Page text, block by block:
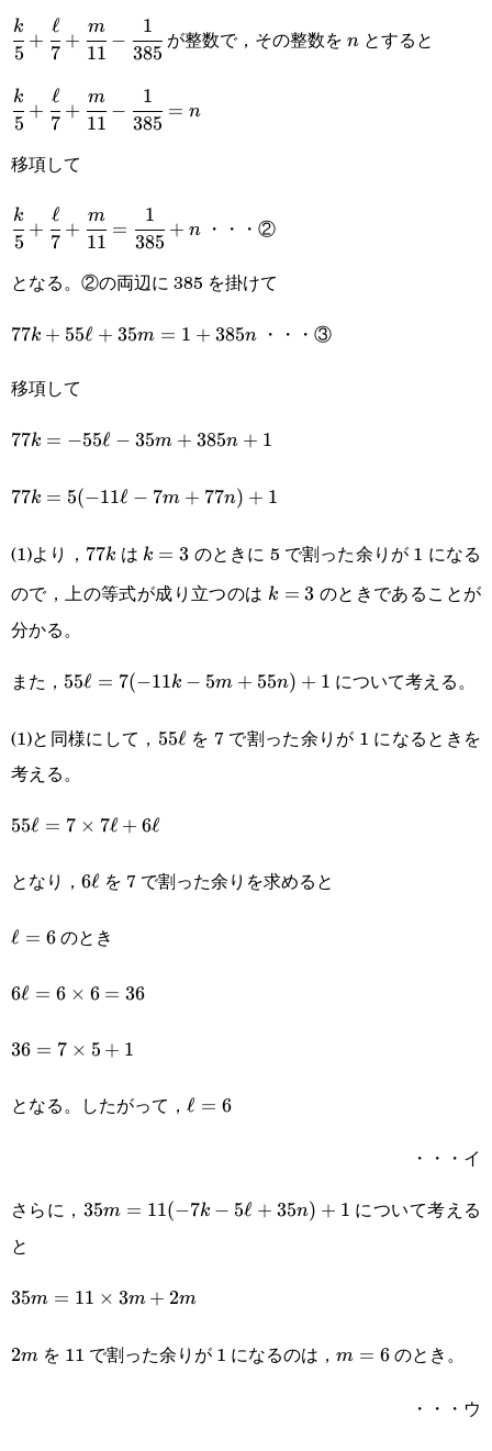
\cfrac{k}
{5}+\cfrac{\ell}
{7}+\cfrac{m}
{385}
5
k
+
7
ℓ
+
11
m
−
385
1
が整数で，その整数を nとすると
\cfrac{k}
{5}+\cfrac{\ell}
{7}+\cfrac{m}
{11}-\cfrac{1}
{385}=n
5
k
+
7
ℓ
+
11
m
−
385
1
= n
移項して
\cfrac{k}
{5}+\cfrac{\ell}
{7}+\cfrac{m}
{11}=\cfrac{1}
5
k
+
7
ℓ
+
11
m
=
385
1
+ n・・・②
となる。②の両辺に 385 を掛けて
77k+55\ell+35m=1+385n
77k + 55ℓ + 35m = 1 + 385n・・・③
移項して
77k=-55\ell-
77k = −55ℓ − 35m + 385n + 1
77k=5(-11\ell-
77k = 5(−11ℓ − 7m + 77n) + 1
(1)より， 77k
77k は k=3
k = 3 のときに 5 で割った余りが 1 になる
ので，上の等式が成り立つのは k=3
k = 3 のときであることが
分かる。
また， 55\ell=7(-11k-
55ℓ = 7(−11k − 5m + 55n) + 1 について考える。
(1)と同様にして， 55\ell
55ℓを 7 で割った余りが 1 になるときを
考える。
55\ell=7\times7\ell+6\ell
55ℓ = 7 × 7ℓ + 6ℓ
となり， 6\ell
6ℓ を 7 で割った余りを求めると
\ell=6
ℓ = 6のとき
6\ell=6\times6=36
6ℓ = 6 × 6 = 36
36=7\times5+1
36 = 7 × 5 + 1
となる。したがって， \ell=6
ℓ = 6
・・・イ
さらに， 35m=11(-7k-
35m = 11(−7k − 5ℓ + 35n) + 1 について考える
と
35m=11\times3m+2m
35m = 11 × 3m + 2m
2m
2m を 11 で割った余りが 1 になるのは， m=6
m = 6のとき。
・・・ウ